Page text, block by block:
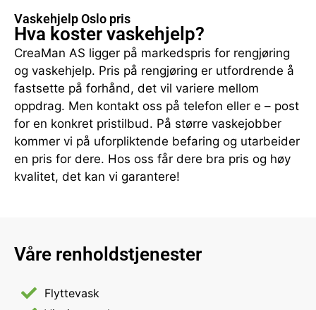
Vaskehjelp Oslo pris
Hva koster vaskehjelp?
CreaMan AS ligger på markedspris for rengjøring
og vaskehjelp. Pris på rengjøring er utfordrende å
fastsette på forhånd, det vil variere mellom
oppdrag. Men kontakt oss på telefon eller e – post
for en konkret pristilbud. På større vaskejobber
kommer vi på uforpliktende befaring og utarbeider
en pris for dere. Hos oss får dere bra pris og høy
kvalitet, det kan vi garantere!
Våre renholdstjenester
Flyttevask